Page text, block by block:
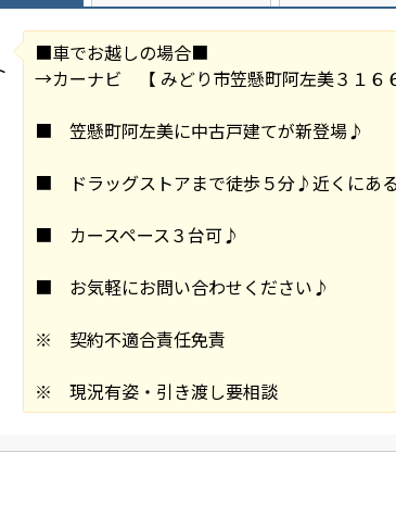
■車でお越しの場合■
→カーナビ 【 みどり市笠懸町阿左美３１６
■ 笠懸町阿左美に中古戸建てが新登場♪
■ ドラッグストアまで徒歩５分♪近くにあ
■ カースペース３台可♪
■ お気軽にお問い合わせください♪
※ 契約不適合責任免責
※ 現況有姿・引き渡し要相談